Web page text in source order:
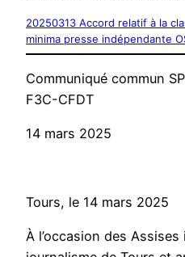
20250313 Accord relatif à la
minima presse indépendante
Communiqué commun
F3C-CFDT
14 mars 2025
Tours, le 14 mars 2025
À l’occasion des